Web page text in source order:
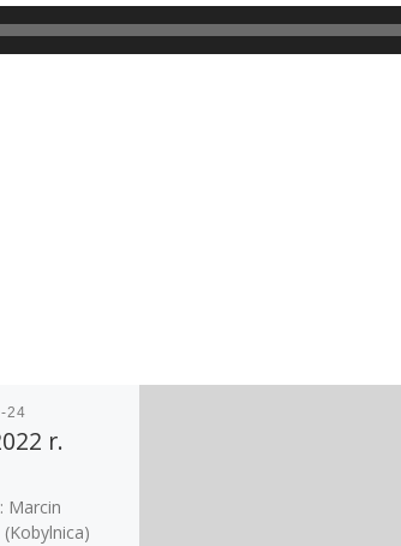
24
r.
Marcin